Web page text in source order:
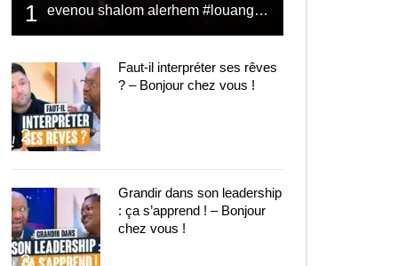
1 evenou shalom alerhem #louange #prière #shalom
2
Faut-il interpréter ses rêves
? – Bonjour chez vous !
3
Grandir dans son leadership
: ça s’apprend ! – Bonjour
chez vous !